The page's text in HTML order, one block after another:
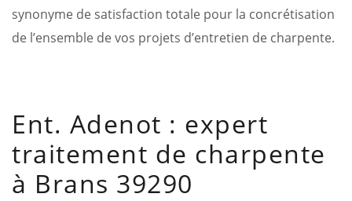
synonyme de satisfaction totale pour la concrétisation
de l’ensemble de vos projets d’entretien de charpente.
Ent. Adenot : expert
traitement de charpente
à Brans 39290